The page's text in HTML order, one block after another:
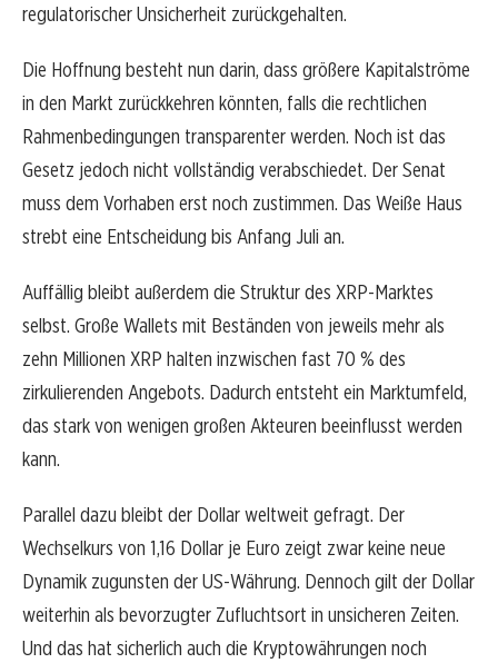
regulatorischer Unsicherheit zurückgehalten.
Die Hoffnung besteht nun darin, dass größere Kapitalströme
in den Markt zurückkehren könnten, falls die rechtlichen
Rahmenbedingungen transparenter werden. Noch ist das
Gesetz jedoch nicht vollständig verabschiedet. Der Senat
muss dem Vorhaben erst noch zustimmen. Das Weiße Haus
strebt eine Entscheidung bis Anfang Juli an.
Auffällig bleibt außerdem die Struktur des XRP-Marktes
selbst. Große Wallets mit Beständen von jeweils mehr als
zehn Millionen XRP halten inzwischen fast 70 % des
zirkulierenden Angebots. Dadurch entsteht ein Marktumfeld,
das stark von wenigen großen Akteuren beeinflusst werden
kann.
Parallel dazu bleibt der Dollar weltweit gefragt. Der
Wechselkurs von 1,16 Dollar je Euro zeigt zwar keine neue
Dynamik zugunsten der US-Währung. Dennoch gilt der Dollar
weiterhin als bevorzugter Zufluchtsort in unsicheren Zeiten.
Und das hat sicherlich auch die Kryptowährungen noch